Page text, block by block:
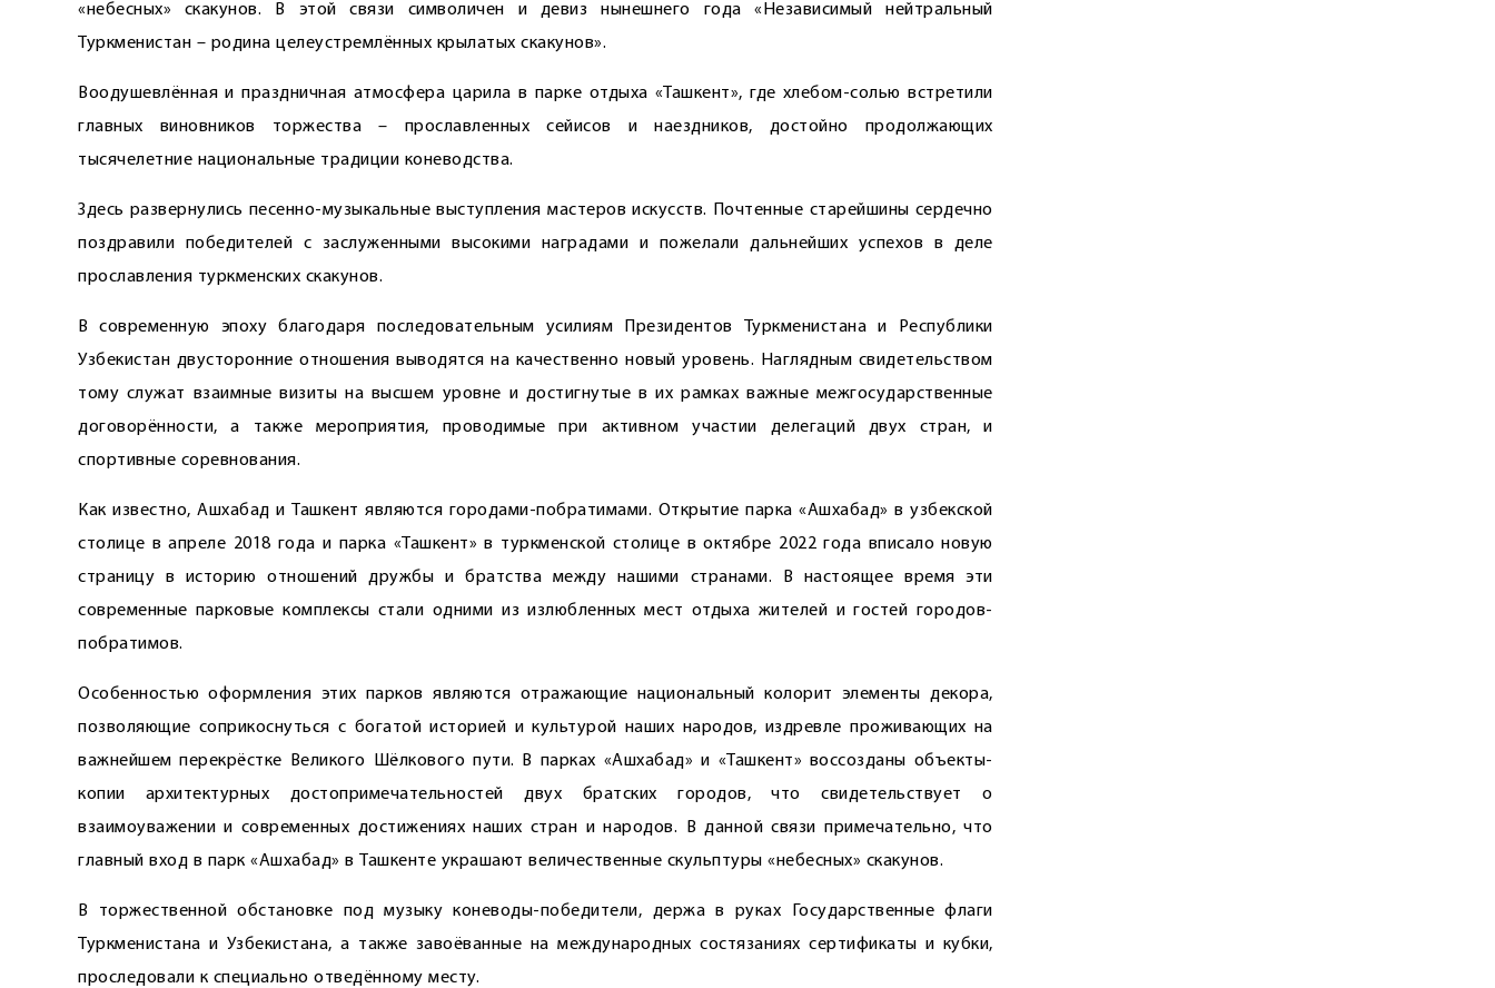
«небесных» скакунов. В этой связи символичен и девиз нынешнего года «Независимый нейтральный
Туркменистан – родина целеустремлённых крылатых скакунов».
Воодушевлённая и праздничная атмосфера царила в парке отдыха «Ташкент», где хлебом-солью встретили
главных виновников торжества – прославленных сейисов и наездников, достойно продолжающих
тысячелетние национальные традиции коневодства.
Здесь развернулись песенно-музыкальные выступления мастеров искусств. Почтенные старейшины сердечно
поздравили победителей с заслуженными высокими наградами и пожелали дальнейших успехов в деле
прославления туркменских скакунов.
В современную эпоху благодаря последовательным усилиям Президентов Туркменистана и Республики
Узбекистан двусторонние отношения выводятся на качественно новый уровень. Наглядным свидетельством
тому служат взаимные визиты на высшем уровне и достигнутые в их рамках важные межгосударственные
договорённости, а также мероприятия, проводимые при активном участии делегаций двух стран, и
спортивные соревнования.
Как известно, Ашхабад и Ташкент являются городами-побратимами. Открытие парка «Ашхабад» в узбекской
столице в апреле 2018 года и парка «Ташкент» в туркменской столице в октябре 2022 года вписало новую
страницу в историю отношений дружбы и братства между нашими странами. В настоящее время эти
современные парковые комплексы стали одними из излюбленных мест отдыха жителей и гостей городов-
побратимов.
Особенностью оформления этих парков являются отражающие нацио­нальный колорит элементы декора,
позволяющие соприкоснуться с богатой историей и культурой наших народов, издревле проживающих на
важнейшем перекрёстке Великого Шёлкового пути. В парках «Ашхабад» и «Ташкент» воссозданы объекты-
копии архитектурных достопримечательностей двух братских городов, что свидетельствует о
взаимоуважении и современных достижениях наших стран и народов. В данной связи примечательно, что
главный вход в парк «Ашхабад» в Ташкенте украшают величественные скульптуры «небесных» скакунов.
В торжественной обстановке под музыку коневоды-победители, держа в руках Государственные флаги
Туркменистана и Узбекистана, а также завоё­ванные на международных состязаниях сертификаты и кубки,
проследовали к специально отведённому месту.